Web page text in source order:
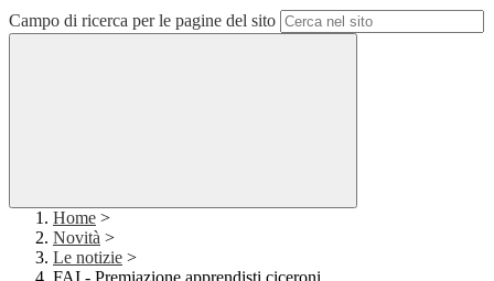
Campo di ricerca per le pagine del sito
Home >
Novità >
Le notizie >